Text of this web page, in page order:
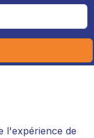
l'expérience de